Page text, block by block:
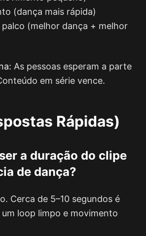
(dança mais rápida)
palco (melhor dança + melhor
As pessoas esperam a parte
em série vence.
Rápidas)
a duração do clipe
de dança?
Cerca de 5–10 segundos é
loop limpo e movimento